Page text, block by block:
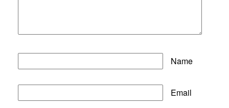
Name
Email